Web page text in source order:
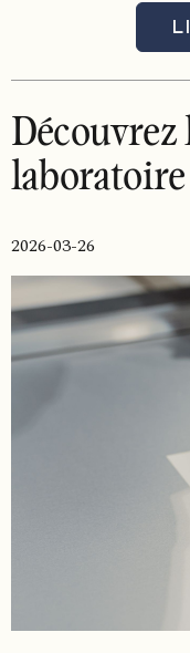
2026-03-26